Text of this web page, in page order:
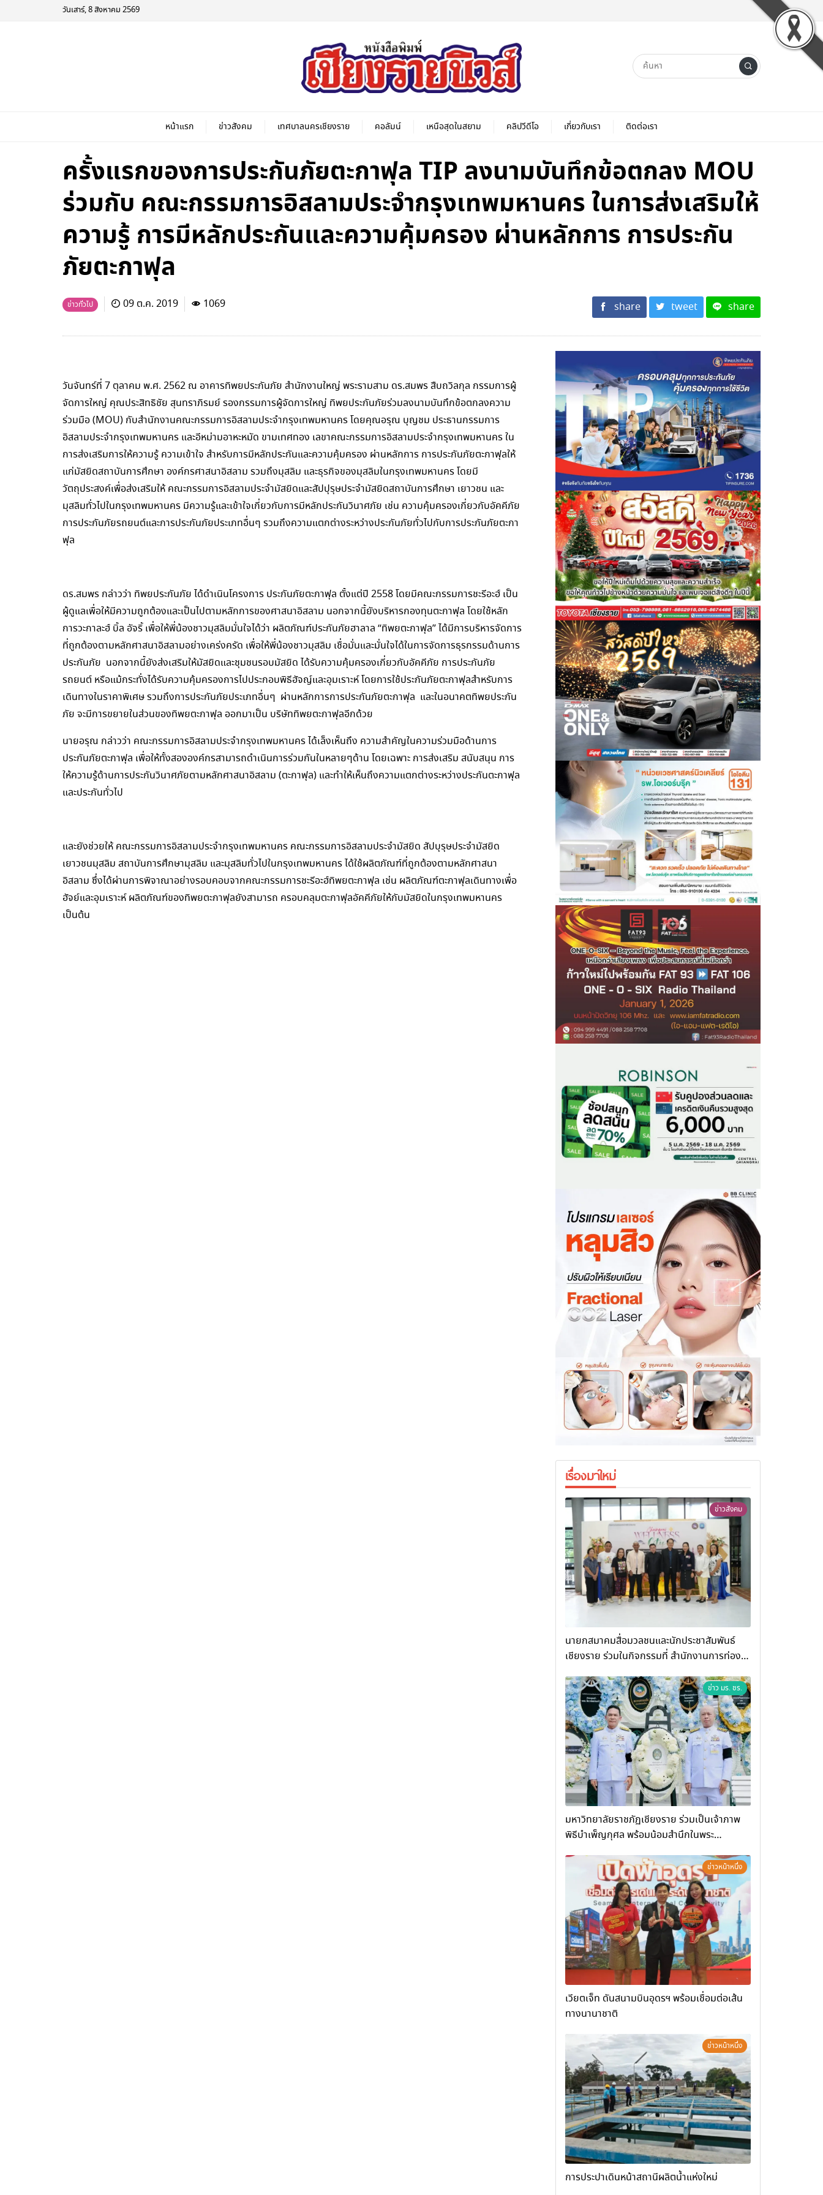
วันเสาร์, 8 สิงหาคม 2569
หน้าแรก ข่าวสังคม เทศบาลนครเชียงราย คอลัมน์ เหนือสุดในสยาม คลิปวีดีโอ เกี่ยวกับเรา ติดต่อเรา
ครั้งแรกของการประกันภัยตะกาฟุล TIP ลงนามบันทึกข้อตกลง MOU
ร่วมกับ คณะกรรมการอิสลามประจำกรุงเทพมหานคร ในการส่งเสริมให้
ความรู้ การมีหลักประกันและความคุ้มครอง ผ่านหลักการ การประกัน
ภัยตะกาฟุล
ข่าวทั่วไป 09 ต.ค. 2019 1069 share tweet share
วันจันทร์ที่ 7 ตุลาคม พ.ศ. 2562 ณ อาคารทิพยประกันภัย สำนักงานใหญ่ พระรามสาม ดร.สมพร สืบถวิลกุล กรรมการผู้
จัดการใหญ่ คุณประสิทธิชัย สุนทราภิรมย์ รองกรรมการผู้จัดการใหญ่ ทิพยประกันภัยร่วมลงนามบันทึกข้อตกลงความ
ร่วมมือ (MOU) กับสำนักงานคณะกรรมการอิสลามประจำกรุงเทพมหานคร โดยคุณอรุณ บุญชม ประธานกรรมการ
อิสลามประจำกรุงเทพมหานคร และอีหม่ามอาหะหมัด ขามเทศทอง เลขาคณะกรรมการอิสลามประจำกรุงเทพมหานคร ใน
การส่งเสริมการให้ความรู้ ความเข้าใจ สำหรับการมีหลักประกันและความคุ้มครอง ผ่านหลักการ การประกันภัยตะกาฟุลให้
แก่มัสยิดสถาบันการศึกษา องค์กรศาสนาอิสลาม รวมถึงมุสลิม และธุรกิจของมุสลิมในกรุงเทพมหานคร โดยมี
วัตถุประสงค์เพื่อส่งเสริมให้ คณะกรรมการอิสลามประจำมัสยิดและสัปปุรุษประจำมัสยิดสถาบันการศึกษา เยาวชน และ
มุสลิมทั่วไปในกรุงเทพมหานคร มีความรู้และเข้าใจเกี่ยวกับการมีหลักประกันวินาศภัย เช่น ความคุ้มครองเกี่ยวกับอัคคีภัย
การประกันภัยรถยนต์และการประกันภัยประเภทอื่นๆ รวมถึงความแตกต่างระหว่างประกันภัยทั่วไปกับการประกันภัยตะกา
ฟุล
ดร.สมพร กล่าวว่า ทิพยประกันภัย ได้ดำเนินโครงการ ประกันภัยตะกาฟุล ตั้งแต่ปี 2558 โดยมีคณะกรรมการชะรีอะฮ์ เป็น
ผู้ดูแลเพื่อให้มีความถูกต้องและเป็นไปตามหลักการของศาสนาอิสลาม นอกจากนี้ยังบริหารกองทุนตะกาฟุล โดยใช้หลัก
การวะกาละฮ์ บิ้ล อัจริ้ เพื่อให้พี่น้องชาวมุสลิมมั่นใจได้ว่า ผลิตภัณฑ์ประกันภัยฮาลาล “ทิพยตะกาฟุล” ได้มีการบริหารจัดการ
ที่ถูกต้องตามหลักศาสนาอิสลามอย่างเคร่งครัด เพื่อให้พี่น้องชาวมุสลิม เชื่อมั่นและมั่นใจได้ในการจัดการธุรกรรมด้านการ
ประกันภัย นอกจากนี้ยังส่งเสริมให้มัสยิดและชุมชนรอบมัสยิด ได้รับความคุ้มครองเกี่ยวกับอัคคีภัย การประกันภัย
รถยนต์ หรือแม้กระทั่งได้รับความคุ้มครองการไปประกอบพิธีฮัจญ์และอุมเราะห์ โดยการใช้ประกันภัยตะกาฟุลสำหรับการ
เดินทางในราคาพิเศษ รวมถึงการประกันภัยประเภทอื่นๆ ผ่านหลักการการประกันภัยตะกาฟุล และในอนาคตทิพยประกัน
ภัย จะมีการขยายในส่วนของทิพยตะกาฟุล ออกมาเป็น บริษัททิพยตะกาฟุลอีกด้วย
นายอรุณ กล่าวว่า คณะกรรมการอิสลามประจำกรุงเทพมหานคร ได้เล็งเห็นถึง ความสำคัญในความร่วมมือด้านการ
ประกันภัยตะกาฟุล เพื่อให้ทั้งสององค์กรสามารถดำเนินการร่วมกันในหลายๆด้าน โดยเฉพาะ การส่งเสริม สนับสนุน การ
ให้ความรู้ด้านการประกันวินาศภัยตามหลักศาสนาอิสลาม (ตะกาฟุล) และทำให้เห็นถึงความแตกต่างระหว่างประกันตะกาฟุล
และประกันทั่วไป
และยังช่วยให้ คณะกรรมการอิสลามประจำกรุงเทพมหานคร คณะกรรมการอิสลามประจำมัสยิด สัปบุรุษประจำมัสยิด
เยาวชนมุสลิม สถาบันการศึกษามุสลิม และมุสลิมทั่วไปในกรุงเทพมหานคร ได้ใช้ผลิตภัณฑ์ที่ถูกต้องตามหลักศาสนา
อิสลาม ซึ่งได้ผ่านการพิจาณาอย่างรอบคอบจากคณะกรรมการชะรีอะฮ์ทิพยตะกาฟุล เช่น ผลิตภัณฑ์ตะกาฟุลเดินทางเพื่อ
ฮัจย์และอุมเราะห์ ผลิตภัณฑ์ของทิพยตะกาฟุลยังสามารถ ครอบคลุมตะกาฟุลอัคคีภัยให้กับมัสยิดในกรุงเทพมหานคร
เป็นต้น
เรื่องมาใหม่
ข่าวสังคม
นายกสมาคมสื่อมวลชนและนักประชาสัมพันธ์
เชียงราย ร่วมในกิจกรรมที่ สำนักงานการท่อง
“การพัฒนาศักยภาพผู้ประกอบการและเครือข่าย
ธุรกิจ Wellness สู่การเติบโตอย่างยั่งยืน
(Chiang Rai Wellness Business
Academy)”
ข่าว มร. ชร.
มหาวิทยาลัยราชภัฏเชียงราย ร่วมเป็นเจ้าภาพ
พิธีบำเพ็ญกุศล พร้อมน้อมสำนึกในพระ
ข่าวหน้าหนึ่ง
เวียตเจ็ท ดันสนามบินอุดรฯ พร้อมเชื่อมต่อเส้น
ทางนานาชาติ
ข่าวหน้าหนึ่ง
การประปาเดินหน้าสถานีผลิตน้ำแห่งใหม่